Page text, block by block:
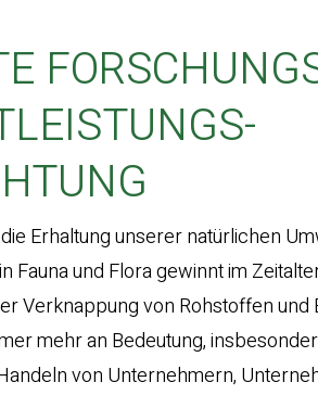
Erhaltung unserer natürlichen
Fauna und Flora gewinnt im
Verknappung von Rohstoffen und
mehr an Bedeutung,
von Unternehmern,